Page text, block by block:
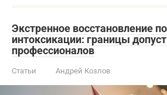
Экстренное восстановление
интоксикации: границы
профессионалов
Статьи Андрей Козлов